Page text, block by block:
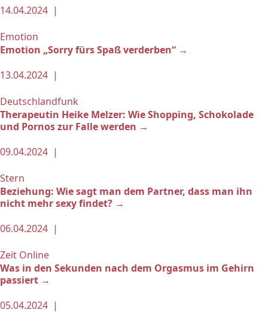
14.04.2024 |
Emotion
Emotion „Sorry fürs Spaß verderben“ →
13.04.2024 |
Deutschlandfunk
Therapeutin Heike Melzer: Wie Shopping, Schokolade
und Pornos zur Falle werden →
09.04.2024 |
Stern
Beziehung: Wie sagt man dem Partner, dass man ihn
nicht mehr sexy findet? →
06.04.2024 |
Zeit Online
Was in den Sekunden nach dem Orgasmus im Gehirn
passiert →
05.04.2024 |